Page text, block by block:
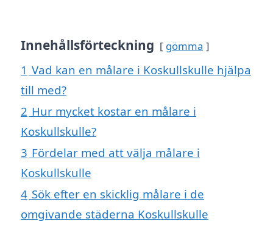
Innehållsförteckning gömma
1 Vad kan en målare i Koskullskulle hjälpa
till med?
2 Hur mycket kostar en målare i
Koskullskulle?
3 Fördelar med att välja målare i
Koskullskulle
4 Sök efter en skicklig målare i de
omgivande städerna Koskullskulle